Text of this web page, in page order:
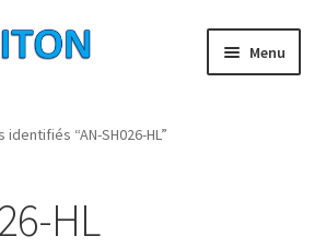
Menu
identifiés “AN-SH026-HL”
HL